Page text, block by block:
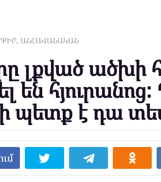
ԱՆՀԱՎԱՆԱԿԱՆ
լքված ածխի
են հյուրանոց:
պետք է դա